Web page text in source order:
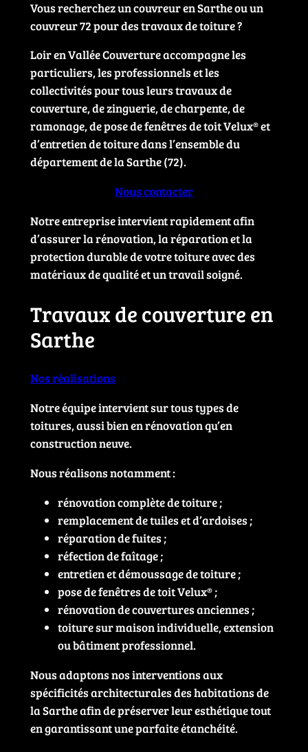
Vous recherchez un couvreur en Sarthe ou un
couvreur 72 pour des travaux de toiture ?
Loir en Vallée Couverture accompagne les
particuliers, les professionnels et les
collectivités pour tous leurs travaux de
couverture, de zinguerie, de charpente, de
ramonage, de pose de fenêtres de toit Velux® et
d’entretien de toiture dans l’ensemble du
département de la Sarthe (72).
Nous contacter
Notre entreprise intervient rapidement afin
d’assurer la rénovation, la réparation et la
protection durable de votre toiture avec des
matériaux de qualité et un travail soigné.
Travaux de couverture en
Sarthe
Nos réalisations
Notre équipe intervient sur tous types de
toitures, aussi bien en rénovation qu’en
construction neuve.
Nous réalisons notamment :
rénovation complète de toiture ;
remplacement de tuiles et d’ardoises ;
réparation de fuites ;
réfection de faîtage ;
entretien et démoussage de toiture ;
pose de fenêtres de toit Velux® ;
rénovation de couvertures anciennes ;
toiture sur maison individuelle, extension
ou bâtiment professionnel.
Nous adaptons nos interventions aux
spécificités architecturales des habitations de
la Sarthe afin de préserver leur esthétique tout
en garantissant une parfaite étanchéité.